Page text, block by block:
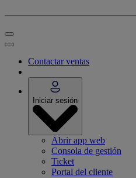
Contactar ventas
Iniciar sesión
Abrir app web
Consola de gestión
Ticket
Portal del cliente